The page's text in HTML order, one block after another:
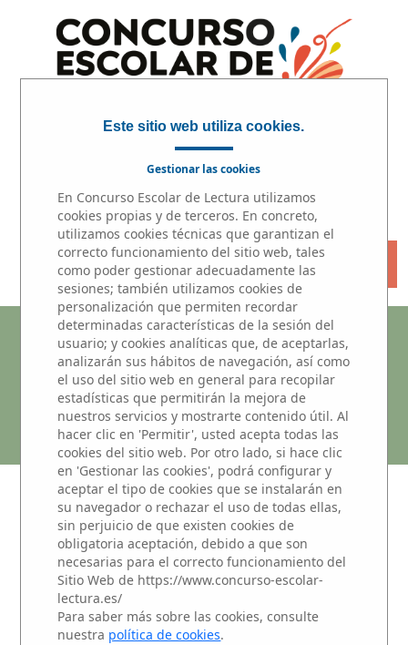
INICIO|PARTICIPA |PREMIOS
« VOLVER
Microrrelatos
Participantes del centros educativo
MARQUES DE SANTILLANA
NIVEL 3: Alumnos de 1 y 2 de
BACHILLERATO
Haz clic sobre el nombre del alumno para
escuchar su Microrrelato.
Este sitio web utiliza cookies.
Gestionar las cookies
En Concurso Escolar de Lectura utilizamos
cookies propias y de terceros. En concreto,
utilizamos cookies técnicas que garantizan el
correcto funcionamiento del sitio web, tales
como poder gestionar adecuadamente las
sesiones; también utilizamos cookies de
personalización que permiten recordar
determinadas características de la sesión del
usuario; y cookies analíticas que, de aceptarlas,
analizarán sus hábitos de navegación, así como
el uso del sitio web en general para recopilar
estadísticas que permitirán la mejora de
nuestros servicios y mostrarte contenido útil. Al
hacer clic en 'Permitir', usted acepta todas las
cookies del sitio web. Por otro lado, si hace clic
en 'Gestionar las cookies', podrá configurar y
aceptar el tipo de cookies que se instalarán en
su navegador o rechazar el uso de todas ellas,
sin perjuicio de que existen cookies de
obligatoria aceptación, debido a que son
necesarias para el correcto funcionamiento del
Sitio Web de https://www.concurso-escolar-
lectura.es/
Para saber más sobre las cookies, consulte
nuestra política de cookies.